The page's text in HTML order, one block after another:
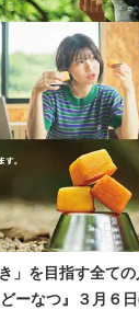
」を目指す全て
ーなつ』３月６日